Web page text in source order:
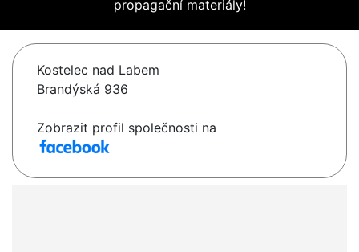
propagační materiály!
Kostelec nad Labem
Brandýská 936
Zobrazit profil společnosti na